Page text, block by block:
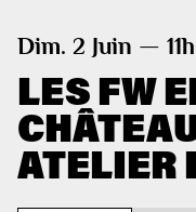
Dim. 2 Juin —
LES FW
ATELIER